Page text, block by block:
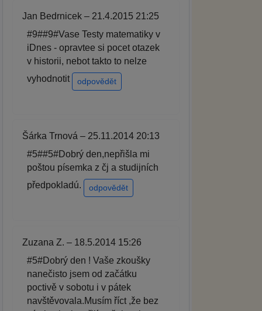
Jan Bedrnicek – 21.4.2015 21:25
#9##9#Vase Testy matematiky v
iDnes - opravtee si pocet otazek
v historii, nebot takto to nelze
vyhodnotit
odpovědět
Šárka Trnová – 25.11.2014 20:13
#5##5#Dobrý den,nepřišla mi
poštou písemka z čj a studijních
předpokladú.
odpovědět
Zuzana Z. – 18.5.2014 15:26
#5#Dobrý den ! Vaše zkoušky
nanečisto jsem od začátku
poctivě v sobotu i v pátek
navštěvovala.Musím říct ,že bez